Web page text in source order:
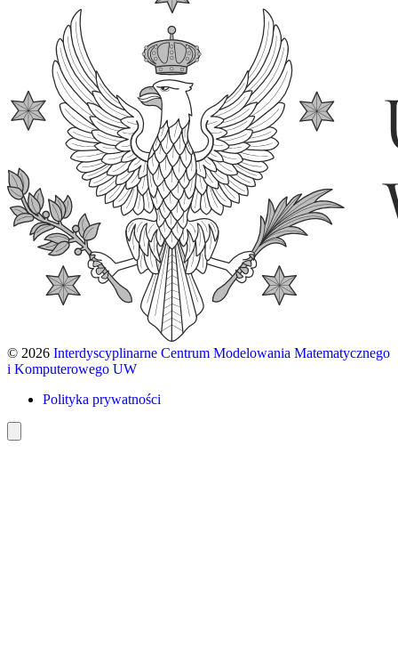
© 2026 Interdyscyplinarne Centrum Modelowania Matematycznego
i Komputerowego UW
Polityka prywatności